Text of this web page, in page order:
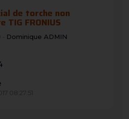
de torche non
TIG FRONIUS
Dominique ADMIN
08:27:51